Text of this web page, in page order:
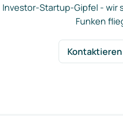
Investor-Startup-Gipfel - wir
Funken